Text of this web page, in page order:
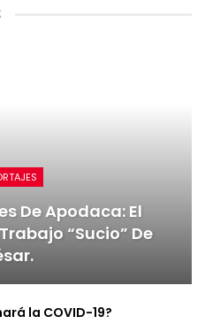
De Apodaca: El
“sucio” De
la COVID-19?